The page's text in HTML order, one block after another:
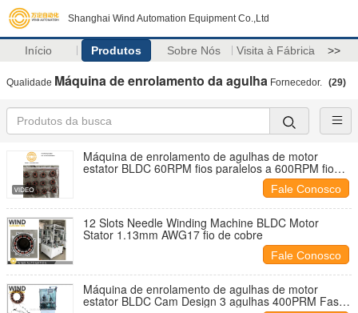
Shanghai Wind Automation Equipment Co.,Ltd
Início Produtos Sobre Nós Visita à Fábrica >>
Qualidade Máquina de enrolamento da agulha Fornecedor. (29)
Máquina de enrolamento de agulhas de motor
estator BLDC 60RPM fios paralelos a 600RPM fio
Fale Conosco
12 Slots Needle Winding Machine BLDC Motor
Stator 1.13mm AWG17 fio de cobre
Fale Conosco
Máquina de enrolamento de agulhas de motor
estator BLDC Cam Design 3 agulhas 400PRM Fast